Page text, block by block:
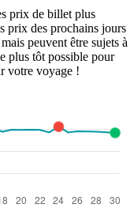
prix de billet plus
prix des prochains jours
peuvent être sujets à
plus tôt possible pour
votre voyage !